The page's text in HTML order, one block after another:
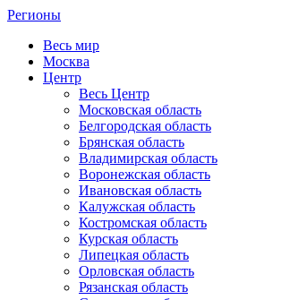
Регионы
Весь мир
Москва
Центр
Весь Центр
Московская область
Белгородская область
Брянская область
Владимирская область
Воронежская область
Ивановская область
Калужская область
Костромская область
Курская область
Липецкая область
Орловская область
Рязанская область